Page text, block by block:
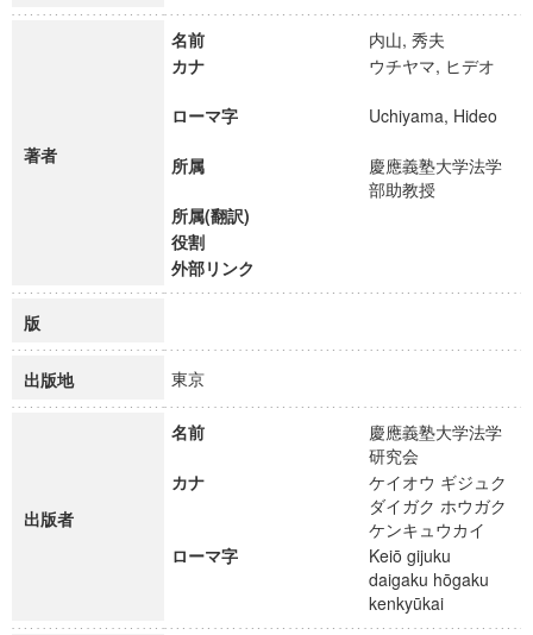
著者
名前
内山, 秀夫
カナ
ウチヤマ, ヒデオ
ローマ字 Uchiyama, Hideo
所属
慶應義塾大学法学
部助教授
所属(翻訳)
役割
外部リンク
版
出版地 東京
出版者
名前
慶應義塾大学法学
研究会
カナ
ケイオウ ギジュク
ダイガク ホウガク
ケンキュウカイ
ローマ字
Keiō gijuku
daigaku hōgaku
kenkyūkai